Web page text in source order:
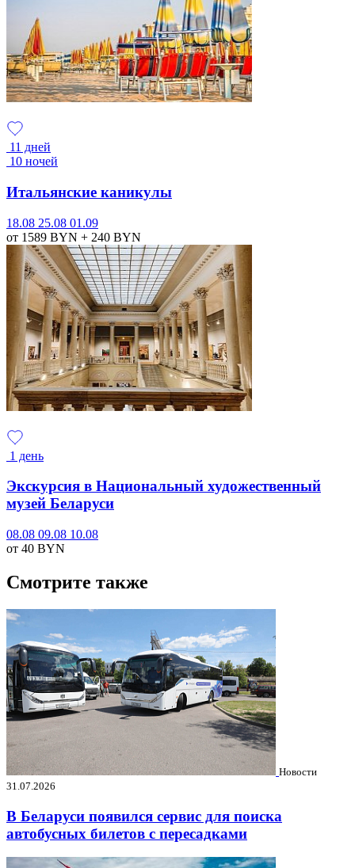
11 дней
10 ночей
Итальянские каникулы
18.08 25.08 01.09
от 1589 BYN + 240 BYN
1 день
Экскурсия в Национальный художественный
музей Беларуси
08.08 09.08 10.08
от 40 BYN
Смотрите также
Новости
31.07.2026
В Беларуси появился сервис для поиска
автобусных билетов с пересадками